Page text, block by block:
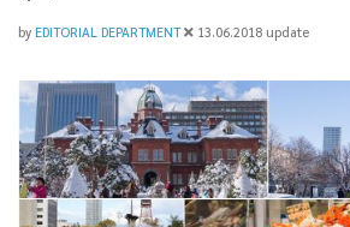
by EDITORIAL DEPARTMENT 13.06.2018 update